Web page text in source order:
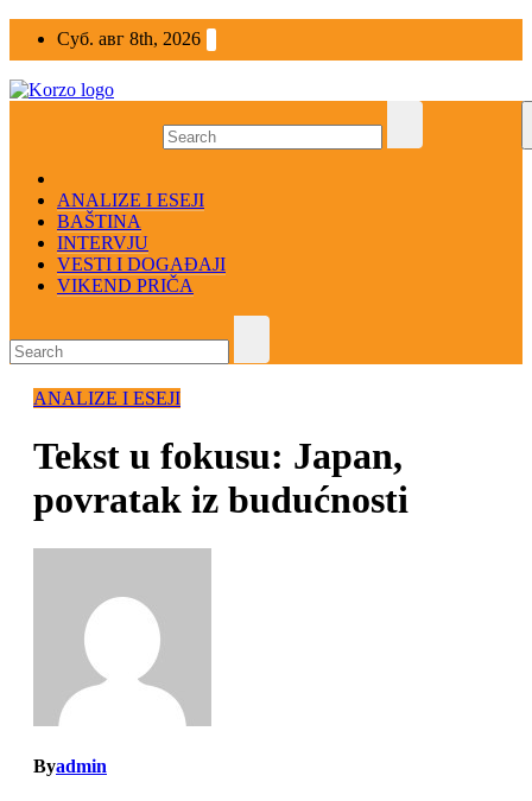
Суб. авг 8th, 2026
ANALIZE I ESEJI
BAŠTINA
INTERVJU
VESTI I DOGAĐAJI
VIKEND PRIČA
ANALIZE I ESEJI
Tekst u fokusu: Japan,
povratak iz budućnosti
Byadmin